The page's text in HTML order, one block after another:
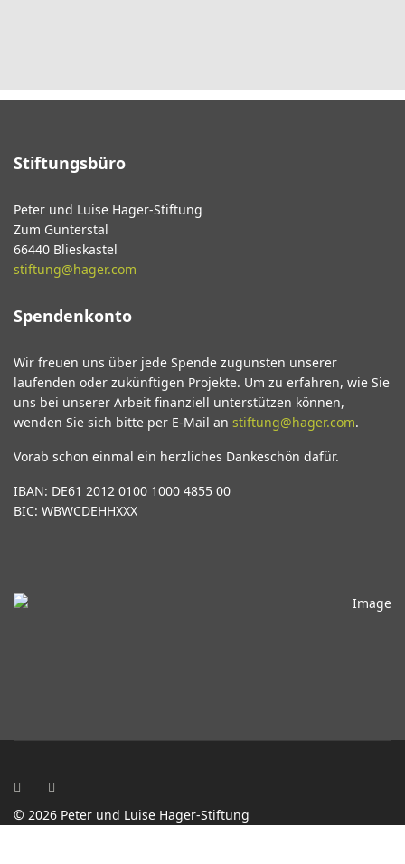
Stiftungsbüro
Peter und Luise Hager-Stiftung
Zum Gunterstal
66440 Blieskastel
stiftung@hager.com
Spendenkonto
Wir freuen uns über jede Spende zugunsten unserer
laufenden oder zukünftigen Projekte. Um zu erfahren, wie Sie
uns bei unserer Arbeit finanziell unterstützen können,
wenden Sie sich bitte per E-Mail an stiftung@hager.com.
Vorab schon einmal ein herzliches Dankeschön dafür.
IBAN: DE61 2012 0100 1000 4855 00
BIC: WBWCDEHHXXX
© 2026 Peter und Luise Hager-Stiftung